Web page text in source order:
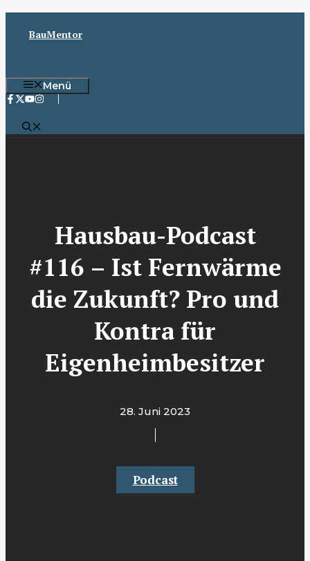
InhaltBauMentor
Menü
Hausbau-Podcast
#116 – Ist Fernwärme
die Zukunft? Pro und
Kontra für
Eigenheimbesitzer
28. Juni 2023
Podcast